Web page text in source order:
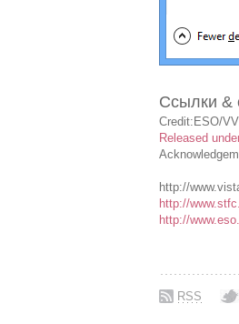
Ссылки &
Credit:ESO/
Released
http://
http://
http://
RSS